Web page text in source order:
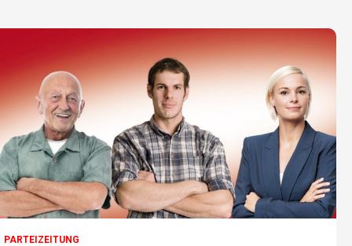
PARTEIZEITUNG